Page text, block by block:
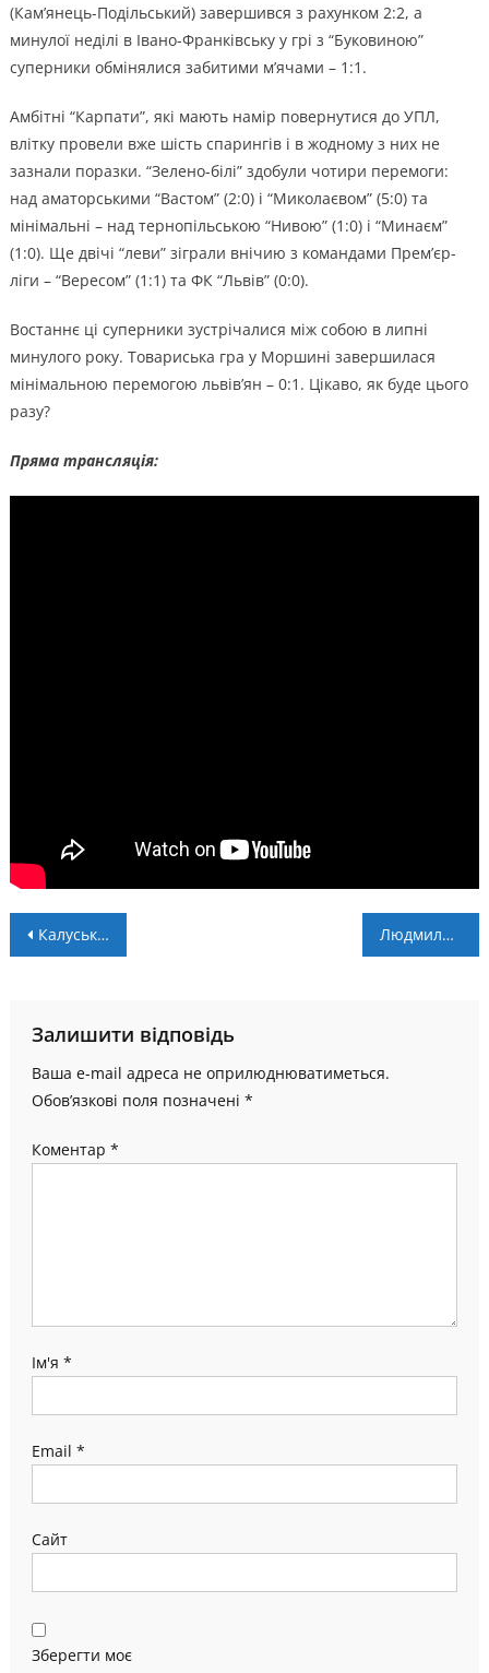
(Кам’янець-Подільський) завершився з рахунком 2:2, а
минулої неділі в Івано-Франківську у грі з “Буковиною”
суперники обмінялися забитими м’ячами – 1:1.
Амбітні “Карпати”, які мають намір повернутися до УПЛ,
влітку провели вже шість спарингів і в жодному з них не
зазнали поразки. “Зелено-білі” здобули чотири перемоги:
над аматорськими “Вастом” (2:0) і “Миколаєвом” (5:0) та
мінімальні – над тернопільською “Нивою” (1:0) і “Минаєм”
(1:0). Ще двічі “леви” зіграли внічию з командами Прем’єр-
ліги – “Вересом” (1:1) та ФК “Львів” (0:0).
Востаннє ці суперники зустрічалися між собою в липні
минулого року. Товариська гра у Моршині завершилася
мінімальною перемогою львів’ян – 0:1. Цікаво, як буде цього
разу?
Пряма трансляція:
Навігація
Калуський “Легіон” дебютує в чемпіонаті України Людмила Лузан – зіркова представниця українського веслування
Залишити відповідь
Ваша e-mail адреса не оприлюднюватиметься.
Обов’язкові поля позначені *
Коментар *
Ім'я *
Email *
Сайт
Зберегти моє